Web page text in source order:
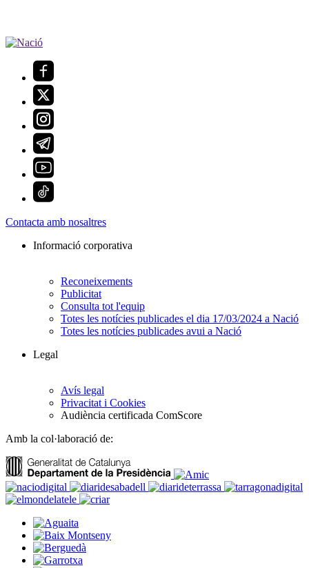
Contacta amb nosaltres
Informació corporativa
Reconeixements
Publicitat
Consulta tot l'equip
Totes les notícies publicades el dia 17/03/2024 a Nació
Totes les notícies publicades avui a Nació
Legal
Avís legal
Privacitat i Cookies
Audiència certificada ComScore
Amb la col·laboració de: